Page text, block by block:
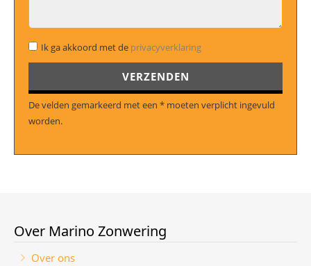
Ik ga akkoord met de privacyverklaring
Gelieve dit veld leeg te laten.
De velden gemarkeerd met een * moeten verplicht ingevuld
worden.
Over Marino Zonwering
Over ons